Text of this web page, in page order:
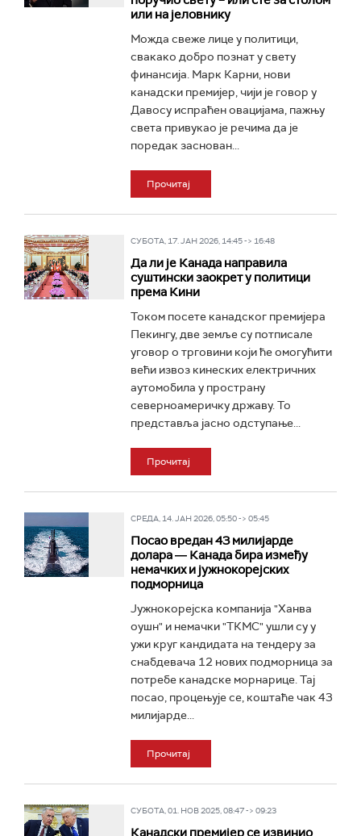
или на јеловнику
Можда свеже лице у политици,
свакако добро познат у свету
финансија. Марк Карни, нови
канадски премијер, чији је говор у
Давосу испраћен овацијама, пажњу
света привукао је речима да је
поредак заснован...
Прочитај
СУБОТА, 17. ЈАН 2026, 14:45 -> 16:48
Да ли је Канада направила
суштински заокрет у политици
према Кини
Током посете канадског премијера
Пекингу, две земље су потписале
уговор о трговини који ће омогућити
већи извоз кинеских електричних
аутомобила у пространу
северноамеричку државу. То
представља јасно одступање...
Прочитај
СРЕДА, 14. ЈАН 2026, 05:50 -> 05:45
Посао вредан 43 милијарде
долара ― Канада бира између
немачких и јужнокорејских
подморница
Јужнокорејска компанија "Ханва
оушн" и немачки "ТКМС" ушли су у
ужи круг кандидата на тендеру за
снабдевача 12 нових подморница за
потребе канадске морнарице. Тај
посао, процењује се, коштаће чак 43
милијарде...
Прочитај
СУБОТА, 01. НОВ 2025, 08:47 -> 09:23
Канадски премијер се извинио